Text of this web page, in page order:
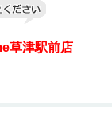
草津駅前店